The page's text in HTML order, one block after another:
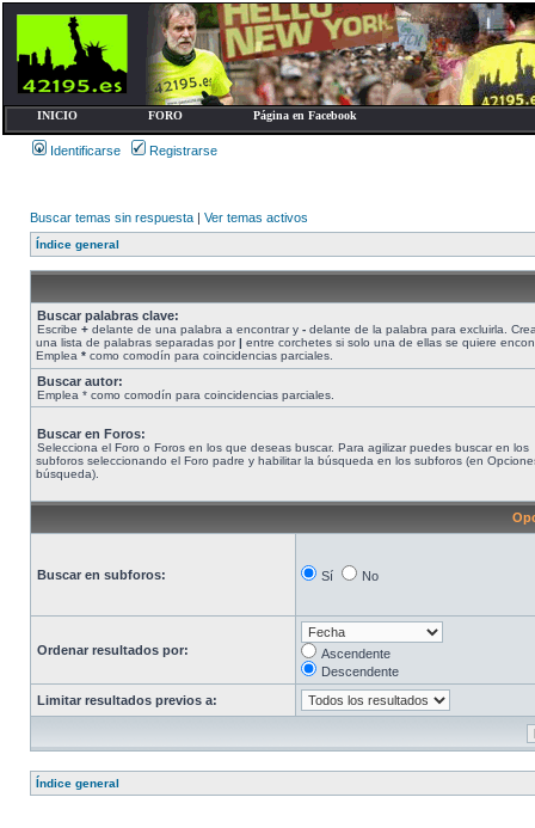
INICIO FORO Página en Facebook
Identificarse Registrarse
Buscar temas sin respuesta | Ver temas activos
Índice general
Buscar palabras clave:
Escribe + delante de una palabra a encontrar y - delante de la palabra para excluirla.
una lista de palabras separadas por| entre corchetes si solo una de ellas se quiere
Emplea * como comodín para coincidencias parciales.
Buscar autor:
Emplea * como comodín para coincidencias parciales.
Buscar en Foros:
Selecciona el Foro o Foros en los que deseas buscar. Para agilizar puedes buscar en los
subforos seleccionando el Foro padre y habilitar la búsqueda en los subforos (en
búsqueda).
Buscar en subforos: Sí No
Ordenar resultados por:
Ascendente
Descendente
Limitar resultados previos a:
Índice general